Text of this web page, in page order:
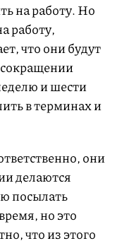
на работу. Но
работу,
что они будут
сокращении
и шести
в терминах и
они
делаются
посылать
но это
что из этого